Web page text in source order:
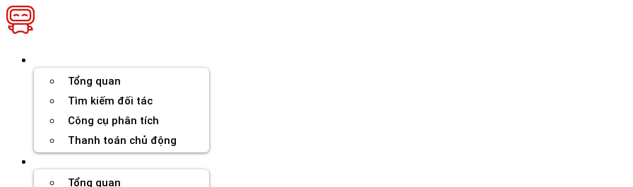
Chuyển
đến
Tổng quan
Tìm kiếm đối tác
Công cụ phân tích
Thanh toán chủ động
Tổng quan